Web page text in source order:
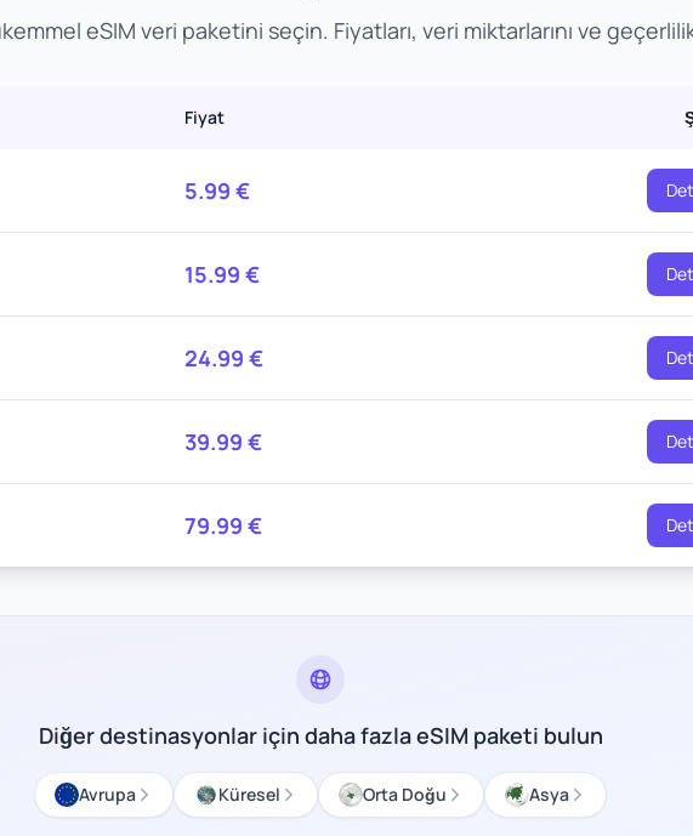
eSIM veri paketini seçin. Fiyatları, veri miktarlarını ve geçerlilik
Fiyat
5.99 €
15.99 €
24.99 €
39.99 €
79.99 €
Diğer destinasyonlar için daha fazla eSIM paketi bulun
Avrupa Küresel Orta Doğu Asya